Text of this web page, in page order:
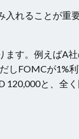
れることが重
す。例えばA
しFOMCが1%
と、全